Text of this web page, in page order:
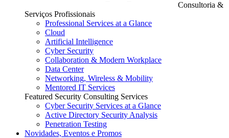
Consultoria &
Serviços Profissionais
Professional Services at a Glance
Cloud
Artificial Intelligence
Cyber Security
Collaboration & Modern Workplace
Data Center
Networking, Wireless & Mobility
Mentored IT Services
Featured Security Consulting Services
Cyber Security Services at a Glance
Active Directory Security Analysis
Penetration Testing
Novidades, Eventos e Promos